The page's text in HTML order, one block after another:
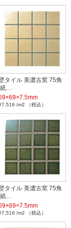
タイル 美濃古窯 75角
[紙…
/m2 （税込）
タイル 美濃古窯 75角
[紙…
/m2 （税込）